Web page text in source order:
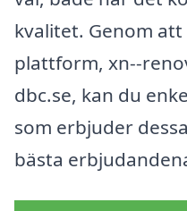
kvalitet. Genom
plattform, xn--
dbc.se, kan du
som erbjuder
bästa